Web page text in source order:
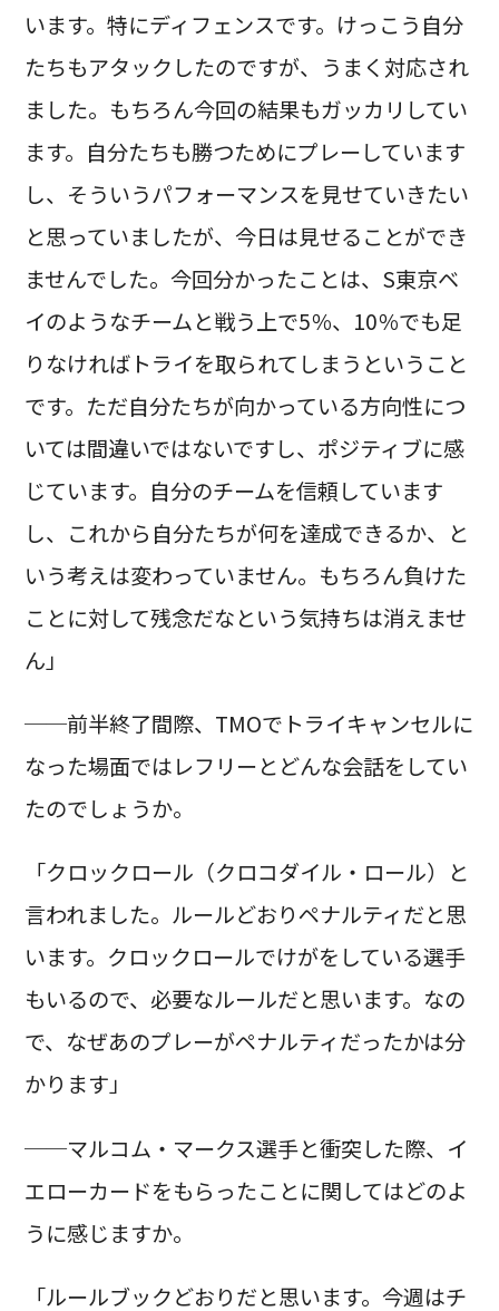
います。特にディフェンスです。けっこう自分
たちもアタックしたのですが、うまく対応され
ました。もちろん今回の結果もガッカリしてい
ます。自分たちも勝つためにプレーしています
し、そういうパフォーマンスを見せていきたい
と思っていましたが、今日は見せることができ
ませんでした。今回分かったことは、S東京ベ
イのようなチームと戦う上で5％、10％でも足
りなければトライを取られてしまうということ
です。ただ自分たちが向かっている方向性につ
いては間違いではないですし、ポジティブに感
じています。自分のチームを信頼しています
し、これから自分たちが何を達成できるか、と
いう考えは変わっていません。もちろん負けた
ことに対して残念だなという気持ちは消えませ
ん」
──前半終了間際、TMOでトライキャンセルに
なった場面ではレフリーとどんな会話をしてい
たのでしょうか。
「クロックロール（クロコダイル・ロール）と
言われました。ルールどおりペナルティだと思
います。クロックロールでけがをしている選手
もいるので、必要なルールだと思います。なの
で、なぜあのプレーがペナルティだったかは分
かります」
──マルコム・マークス選手と衝突した際、イ
エローカードをもらったことに関してはどのよ
うに感じますか。
「ルールブックどおりだと思います。今週はチ